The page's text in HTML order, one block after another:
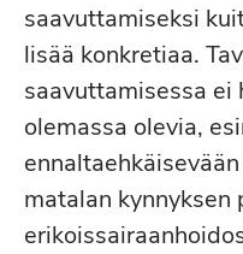
saavuttamiseksi
lisää konkretiaa.
saavuttamisessa
olemassa olevia,
matalan kynnyksen